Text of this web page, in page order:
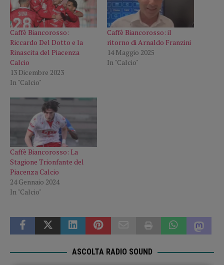
Caffè Biancorosso:
Riccardo Del Dotto e la
Rinascita del Piacenza
Calcio
13 Dicembre 2023
In "Calcio"
Caffè Biancorosso: il
ritorno di Arnaldo Franzini
14 Maggio 2025
In "Calcio"
Caffè Biancorosso: La
Stagione Trionfante del
Piacenza Calcio
24 Gennaio 2024
In "Calcio"
ASCOLTA RADIO SOUND